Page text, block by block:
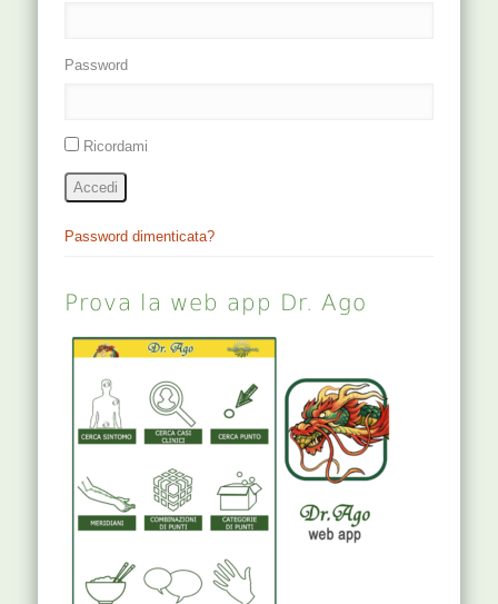
Password
Ricordami
Accedi
Password dimenticata?
Prova la web app Dr. Ago